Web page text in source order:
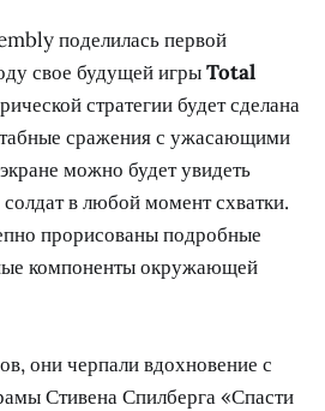
поделилась первой
свое будущей игрыTotal
стратегии будет сделана
сражения с ужасающими
можно будет увидеть
в любой момент схватки.
прорисованы подробные
компоненты окружающей
они черпали вдохновение с
Стивена Спилберга «Спасти